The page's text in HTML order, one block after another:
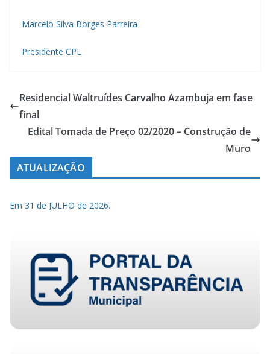
Marcelo Silva Borges Parreira
Presidente CPL
Residencial Waltruídes Carvalho Azambuja em fase
final
Edital Tomada de Preço 02/2020 – Construção de
Muro
ATUALIZAÇÃO
Em 31 de JULHO de 2026.